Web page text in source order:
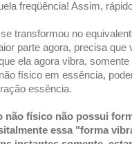
freqüência! Assim,
transformou no
parte agora, precisa
ela agora vibra,
físico em essência,
essência.
não físico não possui
essa "forma